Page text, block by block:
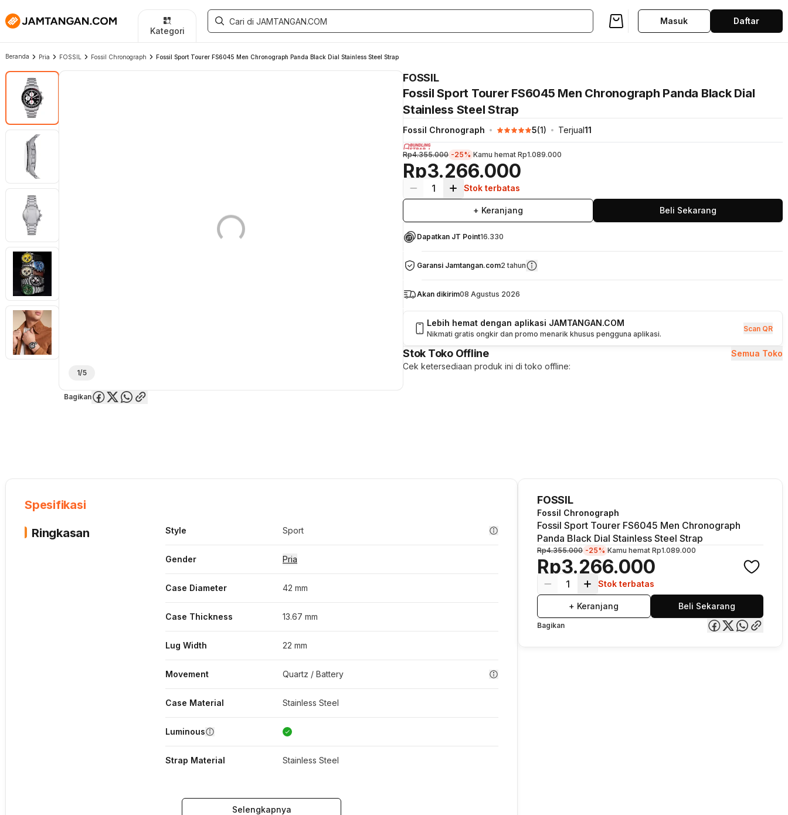
Kategori
Masuk Daftar
Beranda Pria FOSSIL Fossil Chronograph Fossil Sport Tourer FS6045 Men Chronograph Panda Black Dial Stainless Steel Strap
1/5
Bagikan
FOSSIL
Fossil Sport Tourer FS6045 Men Chronograph Panda Black Dial
Stainless Steel Strap
Fossil Chronograph 5(1) Terjual11
Rp3.266.000
Rp4.355.000 -25% Kamu hemat Rp1.089.000
1 Stok terbatas
+ Keranjang Beli Sekarang
Dapatkan JT Point16.330
Garansi Jamtangan.com2 tahun
Akan dikirim08 Agustus 2026
Lebih hemat dengan aplikasi JAMTANGAN.COM
Nikmati gratis ongkir dan promo menarik khusus pengguna aplikasi.
Scan QR
Stok Toko Offline
Semua Toko
Cek ketersediaan produk ini di toko offline:
Spesifikasi
Ringkasan
Style Sport
Gender Pria
Case Diameter 42 mm
Case Thickness 13.67 mm
Lug Width 22 mm
Movement Quartz / Battery
Case Material Stainless Steel
Luminous
Strap Material Stainless Steel
Selengkapnya
FOSSIL
Fossil Chronograph
Fossil Sport Tourer FS6045 Men Chronograph
Panda Black Dial Stainless Steel Strap
Rp3.266.000
Rp4.355.000 -25% Kamu hemat Rp1.089.000
1 Stok terbatas
+ Keranjang Beli Sekarang
Bagikan